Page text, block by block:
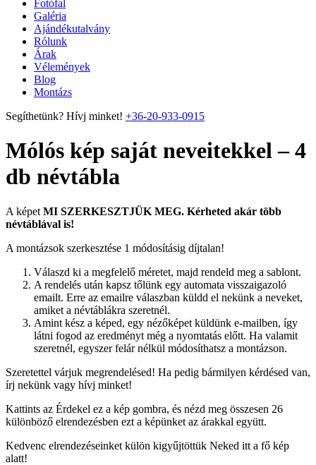
Fotófal
Galéria
Ajándékutalvány
Rólunk
Árak
Vélemények
Blog
Montázs
Segíthetünk? Hívj minket! +36-20-933-0915
Mólós kép saját neveitekkel – 4
db névtábla
A képet MI SZERKESZTJÜK MEG. Kérheted akár több
névtáblával is!
A montázsok szerkesztése 1 módosításig díjtalan!
Válaszd ki a megfelelő méretet, majd rendeld meg a sablont.
A rendelés után kapsz tőlünk egy automata visszaigazoló
emailt. Erre az emailre válaszban küldd el nekünk a neveket,
amiket a névtáblákra szeretnél.
Amint kész a képed, egy nézőképet küldünk e-mailben, így
látni fogod az eredményt még a nyomtatás előtt. Ha valamit
szeretnél, egyszer felár nélkül módosíthatsz a montázson.
Szeretettel várjuk megrendelésed! Ha pedig bármilyen kérdésed van,
írj nekünk vagy hívj minket!
Kattints az Érdekel ez a kép gombra, és nézd meg összesen 26
különböző elrendezésben ezt a képünket az árakkal együtt.
Kedvenc elrendezéseinket külön kigyűjtöttük Neked itt a fő kép
alatt!